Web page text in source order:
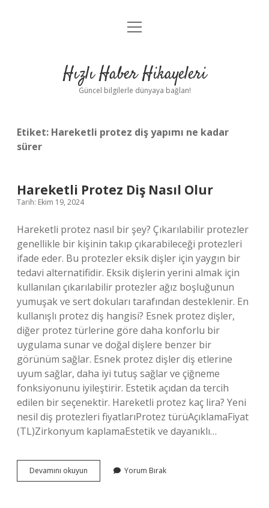
Anasayfa
Yasal Uyarı
menüyü
Hızlı Haber Hikayeleri
Güncel bilgilerle dünyaya bağlan!
Etiket: Hareketli protez diş yapımı ne kadar
sürer
Hareketli Protez Diş Nasıl Olur
Tarih: Ekim 19, 2024
Hareketli protez nasıl bir şey? Çıkarılabilir protezler
genellikle bir kişinin takıp çıkarabileceği protezleri
ifade eder. Bu protezler eksik dişler için yaygın bir
tedavi alternatifidir. Eksik dişlerin yerini almak için
kullanılan çıkarılabilir protezler ağız boşluğunun
yumuşak ve sert dokuları tarafından desteklenir. En
kullanışlı protez diş hangisi? Esnek protez dişler,
diğer protez türlerine göre daha konforlu bir
uygulama sunar ve doğal dişlere benzer bir
görünüm sağlar. Esnek protez dişler diş etlerine
uyum sağlar, daha iyi tutuş sağlar ve çiğneme
fonksiyonunu iyileştirir. Estetik açıdan da tercih
edilen bir seçenektir. Hareketli protez kaç lira? Yeni
nesil diş protezleri fiyatlarıProtez türüAçıklamaFiyat
(TL)Zirkonyum kaplamaEstetik ve dayanıklı…
Devamını okuyun Hareketli
Protez
Yorum Bırak